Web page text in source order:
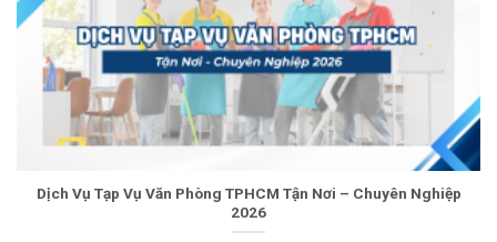
Dịch Vụ Tạp Vụ Văn Phòng TPHCM Tận Nơi – Chuyên Nghiệp
2026